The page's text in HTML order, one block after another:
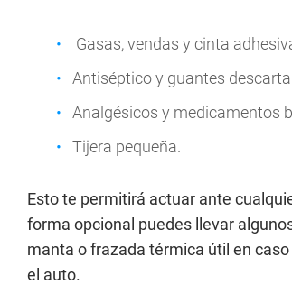
Gasas, vendas y cinta
Antiséptico y guantes
Analgésicos y medicamentos
Tijera pequeña.
Esto te permitirá actuar ante
forma opcional puedes llevar
manta o frazada térmica útil en
el auto.